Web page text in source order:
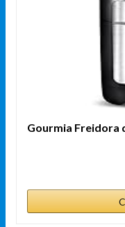
Gourmia Freidora